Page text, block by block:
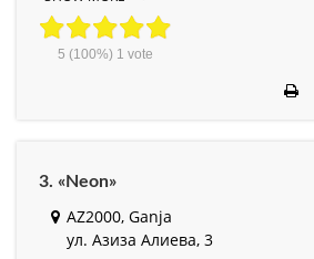
5 (100%) 1 vote
3. «Neon»
AZ2000, Ganja
ул. Азиза Алиева, 3